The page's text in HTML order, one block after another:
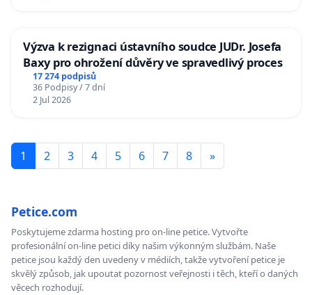
Výzva k rezignaci ústavního soudce JUDr. Josefa
Baxy pro ohrožení důvěry ve spravedlivý proces
17 274 podpisů
36 Podpisy / 7 dní
2 Jul 2026
1 2 3 4 5 6 7 8 »
Petice.com
Poskytujeme zdarma hosting pro on-line petice. Vytvořte
profesionální on-line petici díky našim výkonným službám. Naše
petice jsou každý den uvedeny v médiích, takže vytvoření petice je
skvělý způsob, jak upoutat pozornost veřejnosti i těch, kteří o daných
věcech rozhodují.